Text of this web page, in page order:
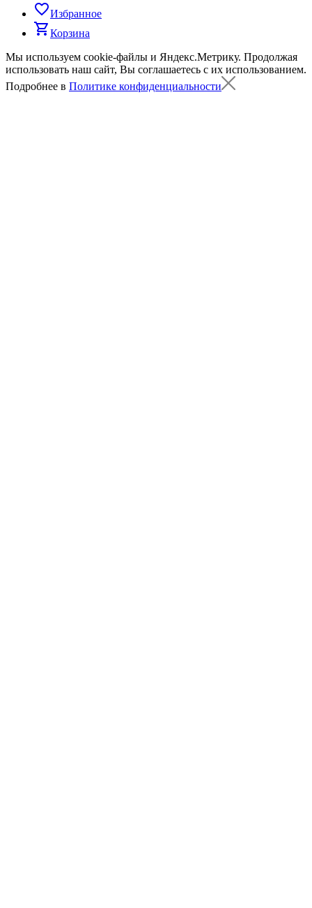
favorite_borderИзбранное
shopping_cartКорзина
Мы используем cookie-файлы и Яндекс.Метрику. Продолжая
использовать наш сайт, Вы соглашаетесь с их использованием.
Подробнее в Политике конфиденциальности